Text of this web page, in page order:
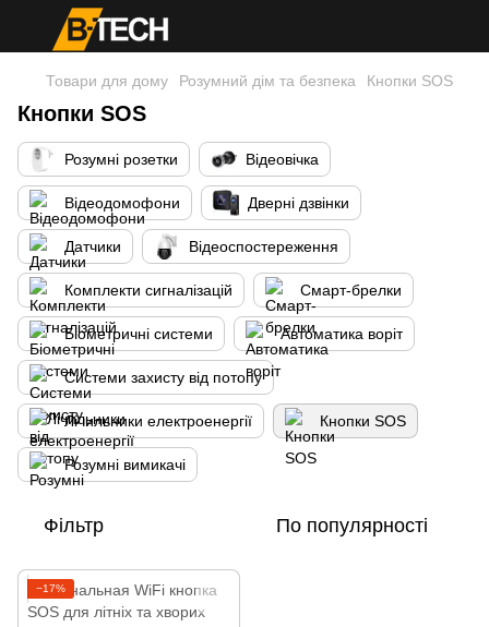
Товари для дому Розумний дім та безпека Кнопки SOS
Кнопки SOS
Розумні розетки Відеовічка
Відеодомофони Дверні дзвінки
Датчики Відеоспостереження
Комплекти сигналізацій Смарт-брелки
Біометричні системи Автоматика воріт
Системи захисту від потопу
Лічильники електроенергії Кнопки SOS
Розумні вимикачі
Фільтр По популярності
−17%